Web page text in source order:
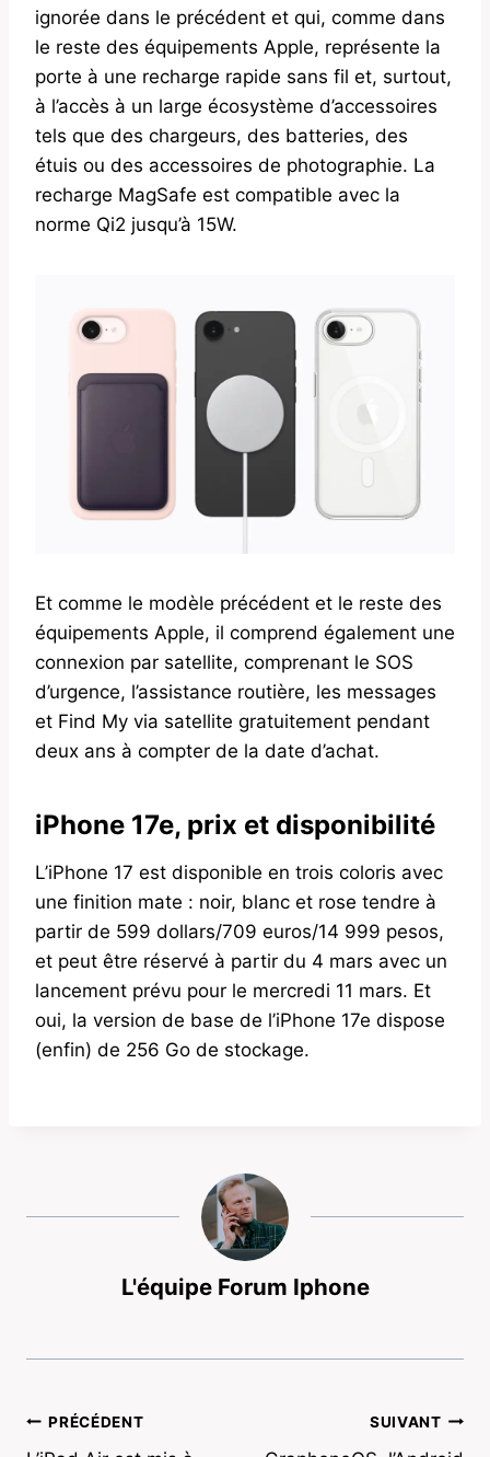
ignorée dans le précédent et qui, comme dans
le reste des équipements Apple, représente la
porte à une recharge rapide sans fil et, surtout,
à l’accès à un large écosystème d’accessoires
tels que des chargeurs, des batteries, des
étuis ou des accessoires de photographie. La
recharge MagSafe est compatible avec la
norme Qi2 jusqu’à 15W.
Et comme le modèle précédent et le reste des
équipements Apple, il comprend également une
connexion par satellite, comprenant le SOS
d’urgence, l’assistance routière, les messages
et Find My via satellite gratuitement pendant
deux ans à compter de la date d’achat.
iPhone 17e, prix et disponibilité
L’iPhone 17 est disponible en trois coloris avec
une finition mate : noir, blanc et rose tendre à
partir de 599 dollars/709 euros/14 999 pesos,
et peut être réservé à partir du 4 mars avec un
lancement prévu pour le mercredi 11 mars. Et
oui, la version de base de l’iPhone 17e dispose
(enfin) de 256 Go de stockage.
L'équipe Forum Iphone
Navigation
PRÉCÉDENT SUIVANT